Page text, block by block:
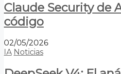
Claude Security de
código
02/05/2026
IA Noticias